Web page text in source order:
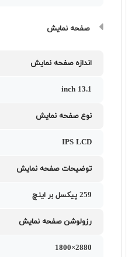
صفحه نمایش
اندازه صفحه نمایش
13.1 inch
نوع صفحه نمایش
IPS LCD
توضیحات صفحه نمایش
259 پیکسل بر اینچ
رزولوشن صفحه نمایش
2880×1800